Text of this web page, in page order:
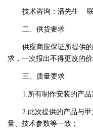
技术咨询：潘先生 联
二、供货要求
供应商应保证所提供
求，一次报出不得更改的价
三、质量要求
1.所有制作安装的产
2.此次提供的产品与
量、技术参数等一致；